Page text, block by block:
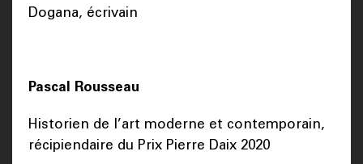
Dogana, écrivain
Pascal Rousseau
Historien de l’art moderne et contemporain,
récipiendaire du Prix Pierre Daix 2020